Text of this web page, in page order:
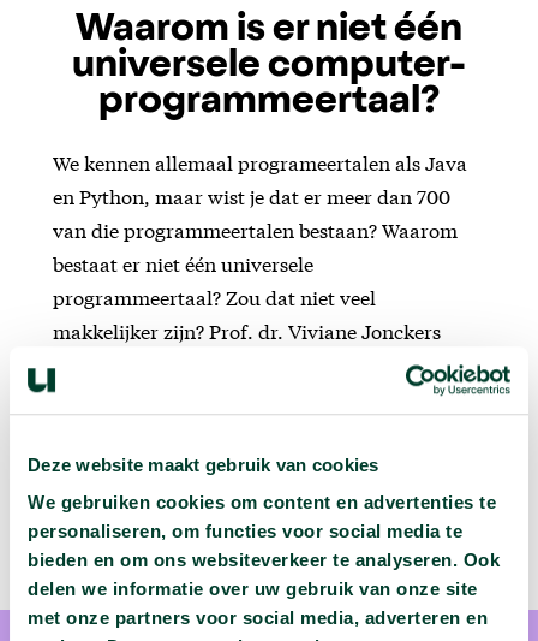
Deze website maakt gebruik van cookies
We gebruiken cookies om content en advertenties te
personaliseren, om functies voor social media te
bieden en om ons websiteverkeer te analyseren. Ook
delen we informatie over uw gebruik van onze site
met onze partners voor social media, adverteren en
Waarom is er niet één
universele computer-
programmeertaal?
We kennen allemaal programeertalen als Java
en Python, maar wist je dat er meer dan 700
van die programmeertalen bestaan? Waarom
bestaat er niet één universele
programmeertaal? Zou dat niet veel
makkelijker zijn? Prof. dr. Viviane Jonckers
(VUB) kijkt wat dieper naar de bouwstenen van
computertalen.